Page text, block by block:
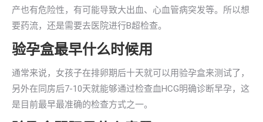
产也有危险性，有可能导致大出血、心血管病突发等。所以想
要药流，还是需要去医院进行B超检查。
验孕盒最早什么时候用
通常来说，女孩子在排卵期后十天就可以用验孕盒来测试了，
另外在同房后7-10天就能够通过检查血HCG明确诊断早孕，这
是目前最早最准确的检查方式之一。